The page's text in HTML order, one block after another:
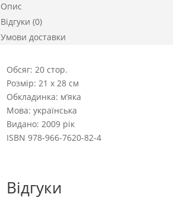
Опис
Відгуки (0)
Умови доставки
Обсяг: 20 стор.
Розмір: 21 х 28 см
Обкладинка: м’яка
Мова: українська
Видано: 2009 рік
ISBN 978-966-7620-82-4
Відгуки